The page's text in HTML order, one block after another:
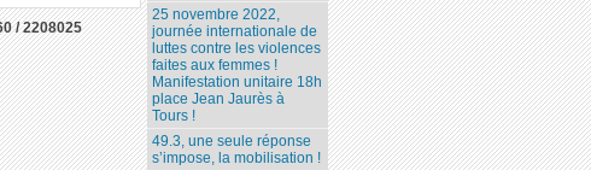
25 novembre 2022,
journée internationale de
luttes contre les violences
faites aux femmes !
Manifestation unitaire 18h
place Jean Jaurès à
Tours !
49.3, une seule réponse
s’impose, la mobilisation !
/ 2208025